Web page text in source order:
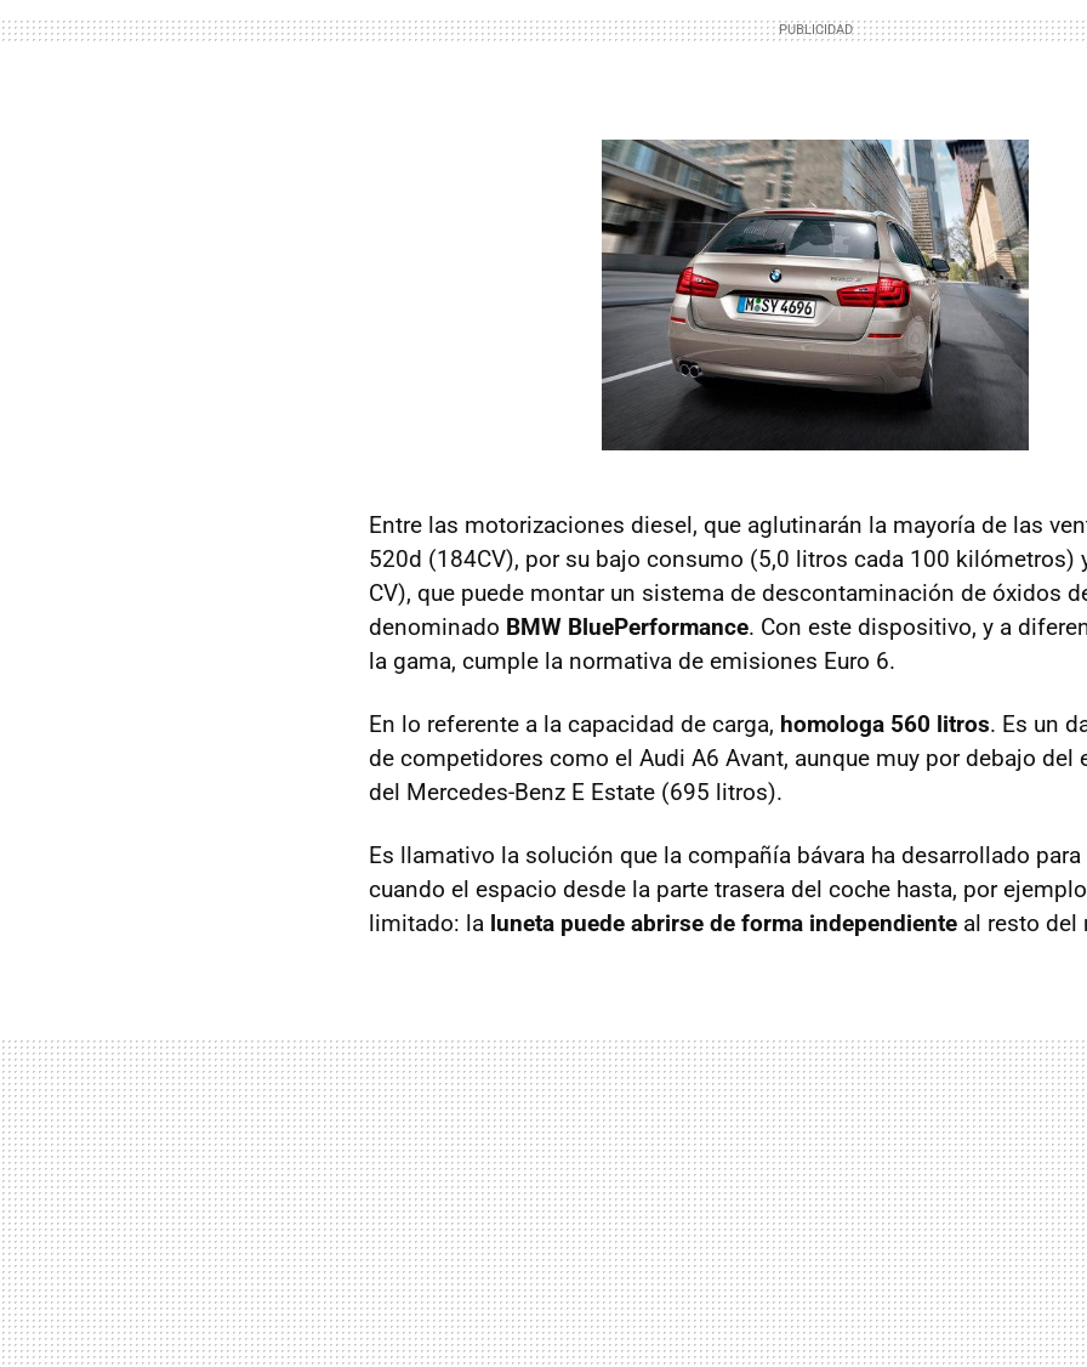
Entre las motorizaciones diesel, que aglutinarán la mayoría de las
520d (184CV), por su bajo consumo (5,0 litros cada 100 kilómetros)
CV), que puede montar un sistema de descontaminación de óxidos
denominado BMW BluePerformance. Con este dispositivo, y a
la gama, cumple la normativa de emisiones Euro 6.
En lo referente a la capacidad de carga, homologa 560 litros. Es un
de competidores como el Audi A6 Avant, aunque muy por debajo del
del Mercedes-Benz E Estate (695 litros).
Es llamativo la solución que la compañía bávara ha desarrollado
cuando el espacio desde la parte trasera del coche hasta, por
limitado: la luneta puede abrirse de forma independiente al resto del